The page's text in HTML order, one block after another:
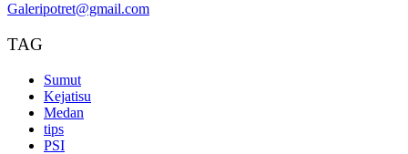
Galeripotret@gmail.com
TAG
Sumut
Kejatisu
Medan
tips
PSI